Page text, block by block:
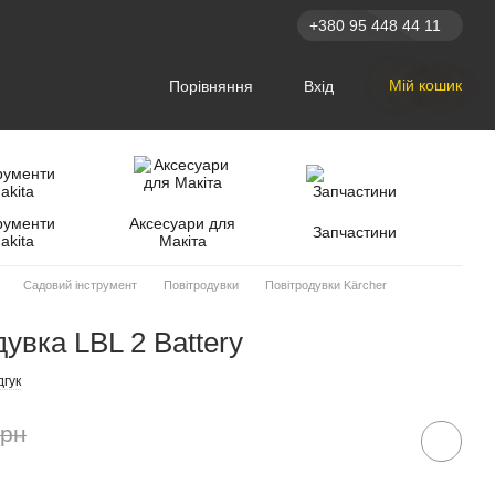
+380 95 448 44 11
Порівняння Вхід Мій кошик
Аксесуари для
Макіта
Запчастини
Садовий інструмент Повітродувки Повітродувки Kärcher
LBL 2 Battery